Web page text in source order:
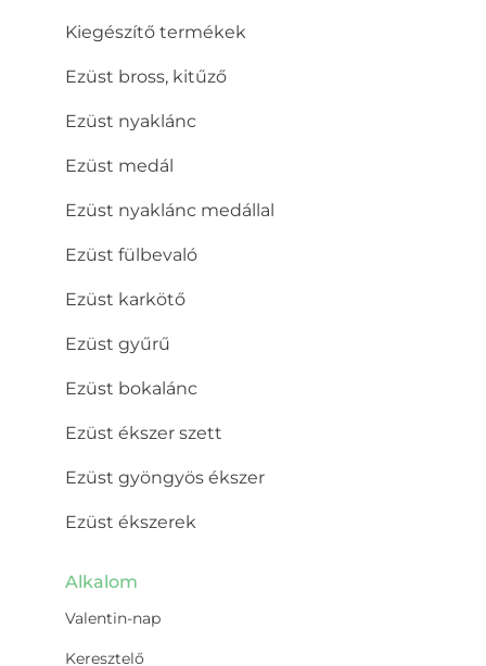
Kiegészítő termékek
Ezüst bross, kitűző
Ezüst nyaklánc
Ezüst medál
Ezüst nyaklánc medállal
Ezüst fülbevaló
Ezüst karkötő
Ezüst gyűrű
Ezüst bokalánc
Ezüst ékszer szett
Ezüst gyöngyös ékszer
Ezüst ékszerek
Alkalom
Valentin-nap
Keresztelő